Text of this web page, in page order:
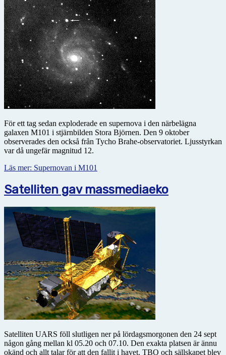
För ett tag sedan exploderade en supernova i den närbelägna
galaxen M101 i stjärnbilden Stora Björnen. Den 9 oktober
observerades den också från Tycho Brahe-observatoriet. Ljusstyrkan
var då ungefär magnitud 12.
Läs mer: Supernovan i M101
Satelliten gav massmediaeko
Satelliten UARS föll slutligen ner på lördagsmorgonen den 24 sept
någon gång mellan kl 05.20 och 07.10. Den exakta platsen är ännu
okänd och allt talar för att den fallit i havet. TBO och sällskapet blev